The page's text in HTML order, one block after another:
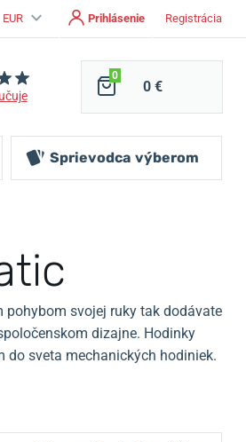
EUR Prihlásenie Registrácia
0
0 €
Sprievodca výberom
pohybom svojej ruky tak dodávate
dizajne. Hodinky
sveta mechanických hodiniek.